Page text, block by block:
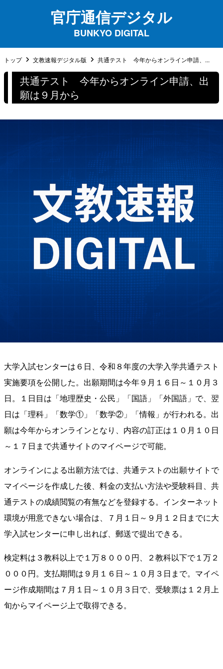
官庁通信デジタル
BUNKYO DIGITAL
トップ 文教速報デジタル版 共通テスト 今年からオンライン申請、...
共通テスト 今年からオンライン申請、出
願は９月から
大学入試センターは６日、令和８年度の大学入学共通テスト
実施要項を公開した。出願期間は今年９月１６日～１０月３
日。１日目は「地理歴史・公民」「国語」「外国語」で、翌
日は「理科」「数学①」「数学②」「情報」が行われる。出
願は今年からオンラインとなり、内容の訂正は１０月１０日
～１７日まで共通サイトのマイページで可能。
オンラインによる出願方法では、共通テストの出願サイトで
マイページを作成した後、料金の支払い方法や受験科目、共
通テストの成績閲覧の有無などを登録する。インターネット
環境が用意できない場合は、７月１日～９月１２日までに大
学入試センターに申し出れば、郵送で提出できる。
検定料は３教科以上で１万８０００円、２教科以下で１万２
０００円。支払期間は９月１６日～１０月３日まで。マイペ
ージ作成期間は７月１日～１０月３日で、受験票は１２月上
旬からマイページ上で取得できる。